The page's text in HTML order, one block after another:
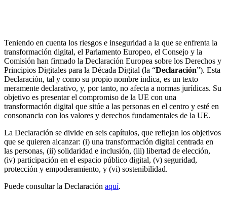
Teniendo en cuenta los riesgos e inseguridad a la que se enfrenta la
transformación digital, el Parlamento Europeo, el Consejo y la
Comisión han firmado la Declaración Europea sobre los Derechos y
Principios Digitales para la Década Digital (la “Declaración”). Esta
Declaración, tal y como su propio nombre indica, es un texto
meramente declarativo, y, por tanto, no afecta a normas jurídicas. Su
objetivo es presentar el compromiso de la UE con una
transformación digital que sitúe a las personas en el centro y esté en
consonancia con los valores y derechos fundamentales de la UE.
La Declaración se divide en seis capítulos, que reflejan los objetivos
que se quieren alcanzar: (i) una transformación digital centrada en
las personas, (ii) solidaridad e inclusión, (iii) libertad de elección,
(iv) participación en el espacio público digital, (v) seguridad,
protección y empoderamiento, y (vi) sostenibilidad.
Puede consultar la Declaración aquí.